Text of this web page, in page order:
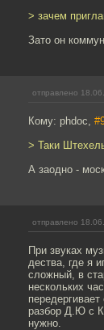
> зачем
Зато он
отправлено
Кому: phdoc,
> Таки
А заодно -
отправлено
При звуках
дества, где я
сложный, в
нескольких
разбор Д.Ю с
нужно.